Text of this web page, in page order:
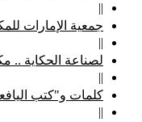
||
جمعية الإمارات
||
لصناعة الحكاية ..
||
كلمات و"كتب اليافعين" تهديان 350 كتاباً
||